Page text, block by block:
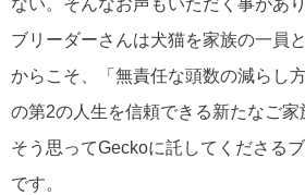
ない。そんなお声もいただく事があり
ブリーダーさんは犬猫を家族の一員
からこそ、「無責任な頭数の減らし
の第2の人生を信頼できる新たなご家
そう思ってGeckoに託してくださる
です。